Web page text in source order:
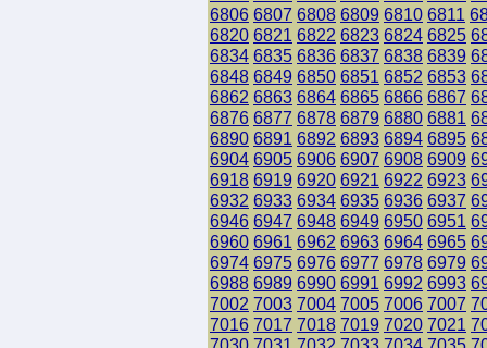
6806 6807 6808 6809 6810 6811
6820 6821 6822 6823 6824 6825
6834 6835 6836 6837 6838 6839
6848 6849 6850 6851 6852 6853
6862 6863 6864 6865 6866 6867
6876 6877 6878 6879 6880 6881
6890 6891 6892 6893 6894 6895
6904 6905 6906 6907 6908 6909
6918 6919 6920 6921 6922 6923
6932 6933 6934 6935 6936 6937
6946 6947 6948 6949 6950 6951
6960 6961 6962 6963 6964 6965
6974 6975 6976 6977 6978 6979
6988 6989 6990 6991 6992 6993
7002 7003 7004 7005 7006 7007
7016 7017 7018 7019 7020 7021